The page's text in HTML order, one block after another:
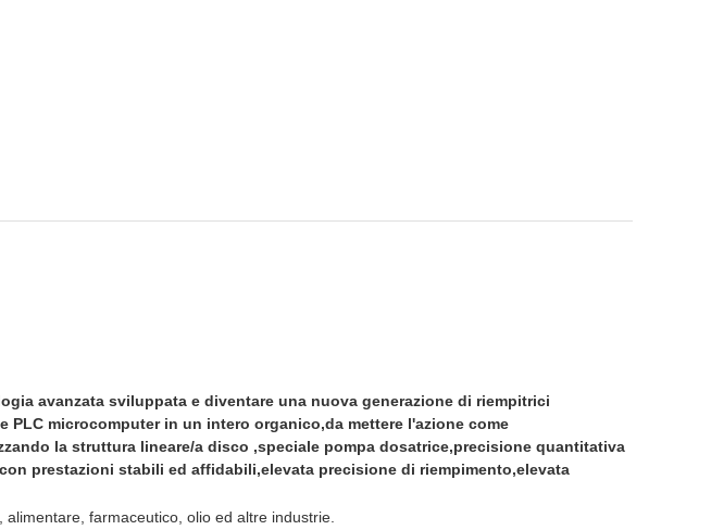
avanzata sviluppata e diventare una nuova generazione di riempitrici
microcomputer in un intero organico,da mettere l'azione come
la struttura lineare/a disco ,speciale pompa dosatrice,precisione quantitativa
prestazioni stabili ed affidabili,elevata precisione di riempimento,elevata
farmaceutico, olio ed altre industrie.